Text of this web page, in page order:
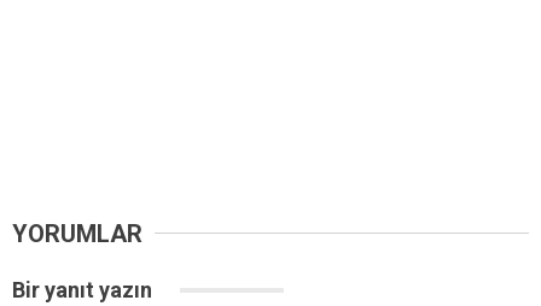
YORUMLAR
Bir yanıt yazın